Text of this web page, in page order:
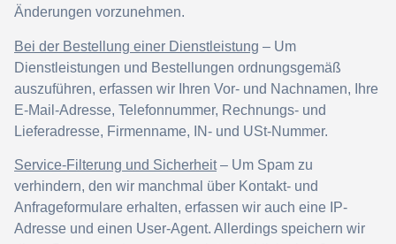
Änderungen vorzunehmen.
Bei der Bestellung einer Dienstleistung – Um
Dienstleistungen und Bestellungen ordnungsgemäß
auszuführen, erfassen wir Ihren Vor- und Nachnamen, Ihre
E-Mail-Adresse, Telefonnummer, Rechnungs- und
Lieferadresse, Firmenname, IN- und USt-Nummer.
Service-Filterung und Sicherheit– Um Spam zu
verhindern, den wir manchmal über Kontakt- und
Anfrageformulare erhalten, erfassen wir auch eine IP-
Adresse und einen User-Agent. Allerdings speichern wir